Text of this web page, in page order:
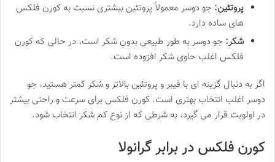
پروتئین: جو دوسر معمولاً پروتئین بیشتری نسبت به کورن فلکس
های ساده دارد.
شکر: جو دوسر به طور طبیعی بدون شکر است، در حالی که کورن
فلکس اغلب حاوی شکر افزوده است.
اگر به دنبال گزینه ای با فیبر و پروتئین بالاتر و شکر کمتر هستید، جو
دوسر اغلب انتخاب بهتری است. کورن فلکس برای سرعت و راحتی بیشتر
در اولویت قرار می گیرد، به شرطی که از نوع کم شکر انتخاب شود.
کورن فلکس در برابر گرانولا